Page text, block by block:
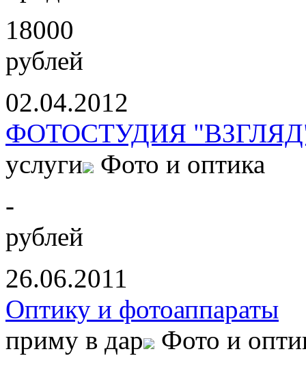
18000
рублей
02.04.2012
ФОТОСТУДИЯ
услуги
Фото и оптика
-
рублей
26.06.2011
Оптику и фотоаппараты
приму в дар
Фото и